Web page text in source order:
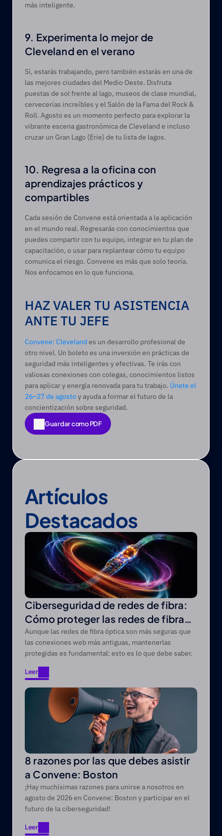
más inteligente.
9. Experimenta lo mejor de
Cleveland en el verano
Sí, estarás trabajando, pero también estarás en una de
las mejores ciudades del Medio Oeste. Disfruta
puestas de sol frente al lago, museos de clase mundial,
cervecerías increíbles y el Salón de la Fama del Rock &
Roll. Agosto es un momento perfecto para explorar la
vibrante escena gastronómica de Cleveland e incluso
cruzar un Gran Lago (Erie) de tu lista de lagos.
10. Regresa a la oficina con
aprendizajes prácticos y
compartibles
Cada sesión de Convene está orientada a la aplicación
en el mundo real. Regresarás con conocimientos que
puedes compartir con tu equipo, integrar en tu plan de
capacitación, o usar para replantear cómo tu equipo
comunica el riesgo. Convene es más que solo teoría.
Nos enfocamos en lo que funciona.
HAZ VALER TU ASISTENCIA
ANTE TU JEFE
Convene: Cleveland es un desarrollo profesional de
otro nivel. Un boleto es una inversión en prácticas de
seguridad más inteligentes y efectivas. Te irás con
valiosas conexiones con colegas, conocimientos listos
para aplicar y energía renovada para tu trabajo. Únete el
26–27 de agosto y ayuda a formar el futuro de la
concientización sobre seguridad.
Guardar como PDF
Guardar como PDF
Artículos
Destacados
Ciberseguridad de redes de fibra:
Cómo proteger las redes de fibra
óptica de las amenazas modernas
Aunque las redes de fibra óptica son más seguras que
las conexiones web más antiguas, mantenerlas
protegidas es fundamental: esto es lo que debe saber.
Leer
Leer
8 razones por las que debes asistir
a Convene: Boston
¡Hay muchísimas razones para unirse a nosotros en
agosto de 2026 en Convene: Boston y participar en el
futuro de la ciberseguridad!
Leer